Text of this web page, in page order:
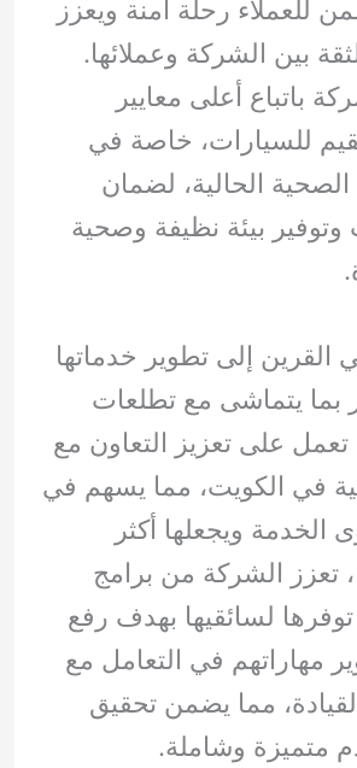
للعملاء رحلة آمنة ويعزز
بين الشركة وعملائها.
باتباع أعلى معايير
للسيارات، خاصة في
الحالية، لضمان
وتوفير بيئة نظيفة وصحية
إلى تطوير خدماتها
يتماشى مع تطلعات
على تعزيز التعاون مع
في الكويت، مما يسهم في
ويجعلها أكثر
تعزز الشركة من برامج
توفرها لسائقيها بهدف رفع
مهاراتهم في التعامل مع
مما يضمن تحقيق
متميزة وشاملة.